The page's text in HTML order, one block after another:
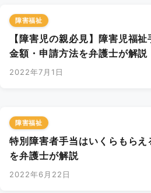
障害福祉
【障害児の親必見】障害児福
金額・申請方法を弁護士が解説
2022年7月1日
障害福祉
特別障害者手当はいくらもら
を弁護士が解説
2022年6月22日